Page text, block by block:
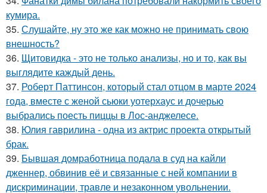
кумира.
35. Слушайте, ну это же как можно не принимать свою
внешность?
36. Щитовидка - это не только анализы, но и то, как вы
выглядите каждый день.
37. Роберт Паттинсон, который стал отцом в марте 2024
года, вместе с женой сьюки уотерхаус и дочерью
выбрались поесть пиццы в Лос-анджелесе.
38. Юлия гаврилина - одна из актрис проекта открытый
брак.
39. Бывшая домработница подала в суд на кайли
дженнер, обвинив её и связанные с ней компании в
дискриминации, травле и незаконном увольнении.